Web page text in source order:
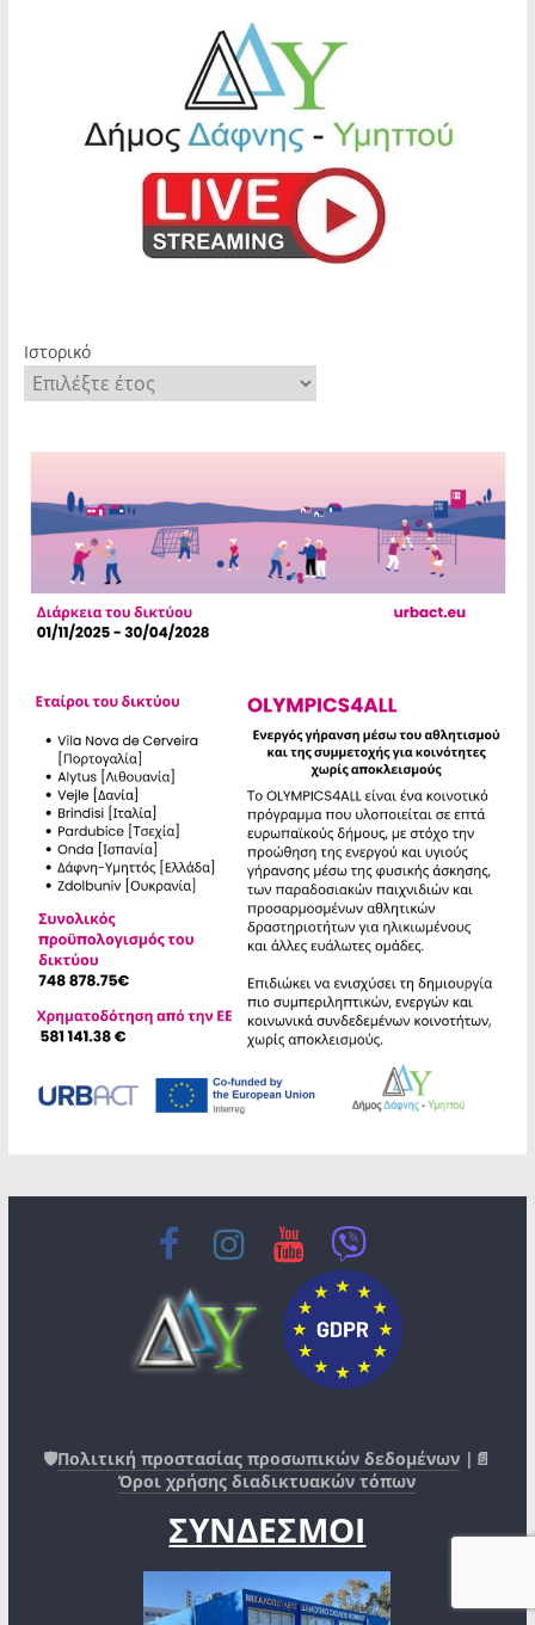
Ιστορικό
🛡️Πολιτική προστασίας προσωπικών δεδομένων |📄
Όροι χρήσης διαδικτυακών τόπων
ΣΥΝΔΕΣΜΟΙ